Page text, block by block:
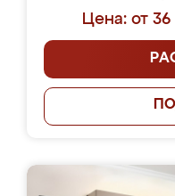
Цена: от